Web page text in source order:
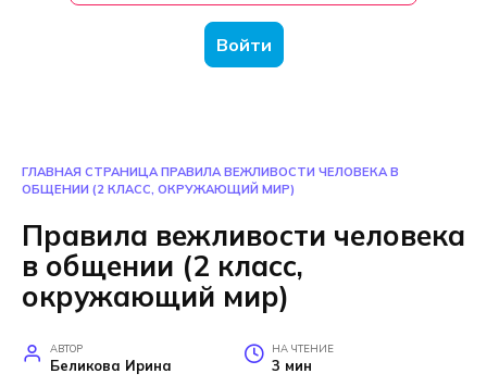
Войти
ГЛАВНАЯ СТРАНИЦА ПРАВИЛА ВЕЖЛИВОСТИ ЧЕЛОВЕКА В
ОБЩЕНИИ (2 КЛАСС, ОКРУЖАЮЩИЙ МИР)
Правила вежливости человека
в общении (2 класс,
окружающий мир)
АВТОР
Беликова Ирина
НА ЧТЕНИЕ
3 мин